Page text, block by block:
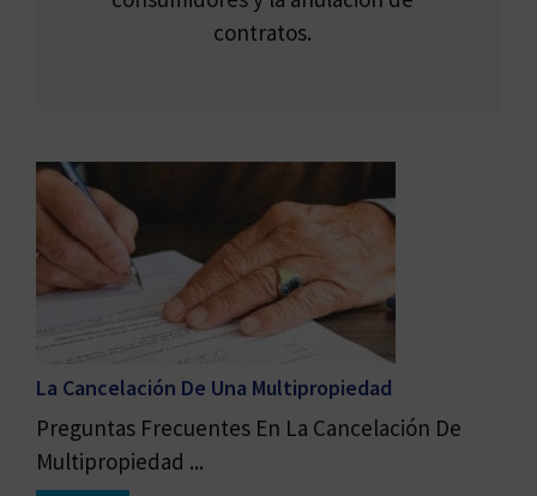
contratos.
La Cancelación De Una Multipropiedad
Preguntas Frecuentes En La Cancelación De
Multipropiedad ...